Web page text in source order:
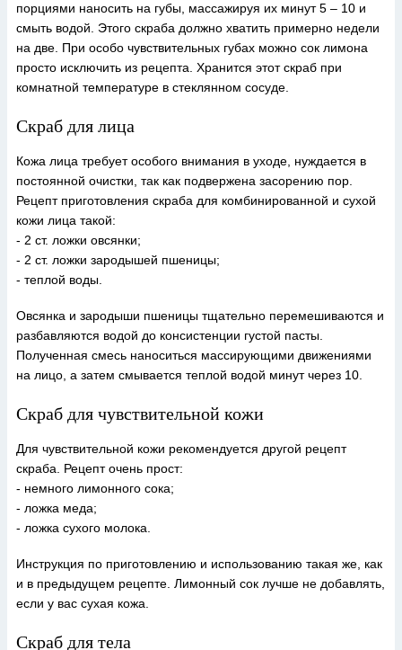
порциями наносить на губы, массажируя их минут 5 – 10 и
смыть водой. Этого скраба должно хватить примерно недели
на две. При особо чувствительных губах можно сок лимона
просто исключить из рецепта. Хранится этот скраб при
комнатной температуре в стеклянном сосуде.
Скраб для лица
Кожа лица требует особого внимания в уходе, нуждается в
постоянной очистки, так как подвержена засорению пор.
Рецепт приготовления скраба для комбинированной и сухой
кожи лица такой:
- 2 ст. ложки овсянки;
- 2 ст. ложки зародышей пшеницы;
- теплой воды.
Овсянка и зародыши пшеницы тщательно перемешиваются и
разбавляются водой до консистенции густой пасты.
Полученная смесь наноситься массирующими движениями
на лицо, а затем смывается теплой водой минут через 10.
Скраб для чувствительной кожи
Для чувствительной кожи рекомендуется другой рецепт
скраба. Рецепт очень прост:
- немного лимонного сока;
- ложка меда;
- ложка сухого молока.
Инструкция по приготовлению и использованию такая же, как
и в предыдущем рецепте. Лимонный сок лучше не добавлять,
если у вас сухая кожа.
Скраб для тела